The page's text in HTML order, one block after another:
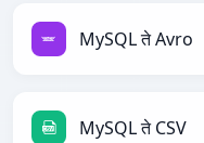
MySQL ते Avro
MySQL ते CSV